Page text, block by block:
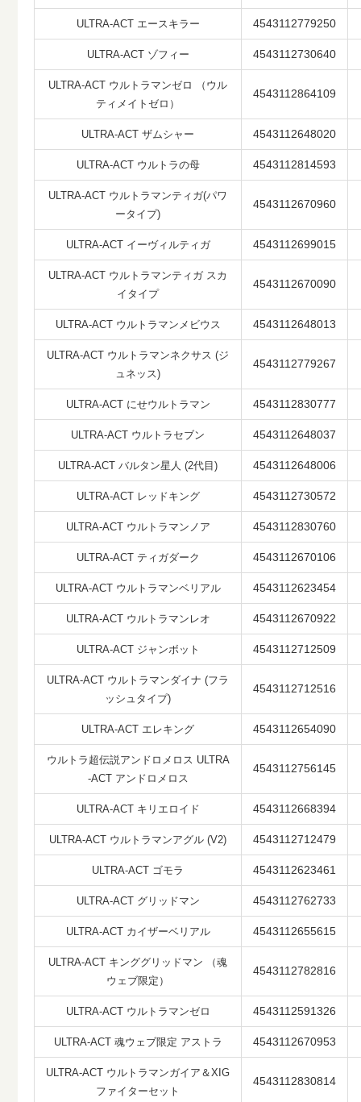
ULTRA-ACT エースキラー 4543112779250
ULTRA-ACT ゾフィー 4543112730640
ULTRA-ACT ウルトラマンゼロ （ウル
ティメイトゼロ）
4543112864109
ULTRA-ACT ザムシャー 4543112648020
ULTRA-ACT ウルトラの母 4543112814593
ULTRA-ACT ウルトラマンティガ(パワ
ータイプ)
4543112670960
ULTRA-ACT イーヴィルティガ 4543112699015
ULTRA-ACT ウルトラマンティガ スカ
イタイプ
4543112670090
ULTRA-ACT ウルトラマンメビウス 4543112648013
ULTRA-ACT ウルトラマンネクサス (ジ
ュネッス)
4543112779267
ULTRA-ACT にせウルトラマン 4543112830777
ULTRA-ACT ウルトラセブン 4543112648037
ULTRA-ACT バルタン星人 (2代目) 4543112648006
ULTRA-ACT レッドキング 4543112730572
ULTRA-ACT ウルトラマンノア 4543112830760
ULTRA-ACT ティガダーク 4543112670106
ULTRA-ACT ウルトラマンベリアル 4543112623454
ULTRA-ACT ウルトラマンレオ 4543112670922
ULTRA-ACT ジャンボット 4543112712509
ULTRA-ACT ウルトラマンダイナ (フラ
ッシュタイプ)
4543112712516
ULTRA-ACT エレキング 4543112654090
ウルトラ超伝説アンドロメロス ULTRA
-ACT アンドロメロス
4543112756145
ULTRA-ACT キリエロイド 4543112668394
ULTRA-ACT ウルトラマンアグル (V2) 4543112712479
ULTRA-ACT ゴモラ 4543112623461
ULTRA-ACT グリッドマン 4543112762733
ULTRA-ACT カイザーベリアル 4543112655615
ULTRA-ACT キンググリッドマン （魂
ウェブ限定）
4543112782816
ULTRA-ACT ウルトラマンゼロ 4543112591326
ULTRA-ACT 魂ウェブ限定 アストラ 4543112670953
ULTRA-ACT ウルトラマンガイア＆XIG
ファイターセット
4543112830814